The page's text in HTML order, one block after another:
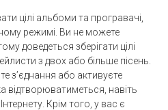
цілі альбоми та програвачі,
режимі. Ви не можете
доведеться зберігати цілі
з двох або більше пісень.
з’єднання або активуєте
навіть
Крім того, у вас є